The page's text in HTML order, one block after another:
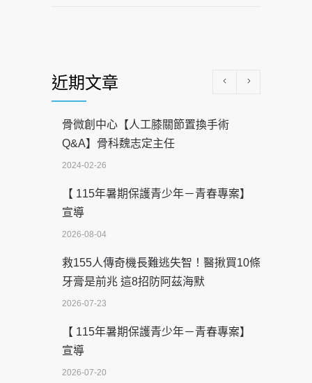
近期文章
骨微創中心【人工膝關節置換手術
Q&A】骨科魏志定主任
2024-02-26
【 115年暑期保護青少年－青春專案】
宣導
2026-08-04
救155人傳奇機長難逃失智！醫揪買10條
牙膏是前兆 這8招防阿茲海默
2026-07-23
【 115年暑期保護青少年－青春專案】
宣導
2026-07-20